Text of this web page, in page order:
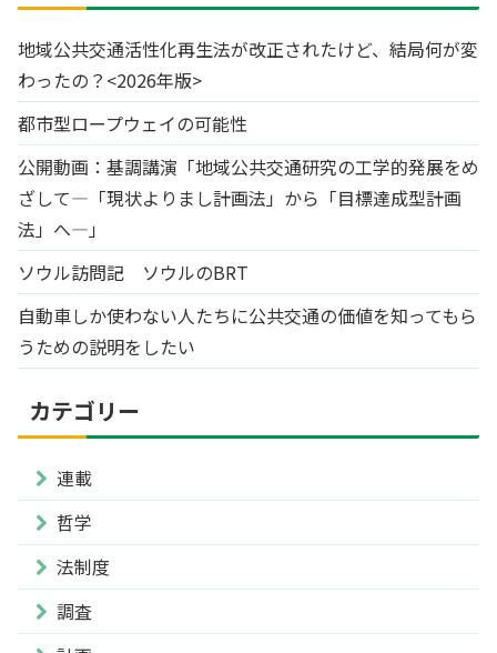
地域公共交通活性化再生法が改正されたけど、結局何が変
わったの？<2026年版>
都市型ロープウェイの可能性
公開動画：基調講演「地域公共交通研究の工学的発展をめ
ざして―「現状よりまし計画法」から「目標達成型計画
法」へ―」
ソウル訪問記 ソウルのBRT
自動車しか使わない人たちに公共交通の価値を知ってもら
うための説明をしたい
カテゴリー
連載
哲学
法制度
調査